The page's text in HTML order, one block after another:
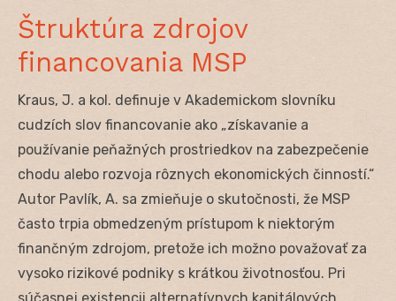
Štruktúra zdrojov
financovania MSP
Kraus, J. a kol. definuje v Akademickom slovníku
cudzích slov financovanie ako „získavanie a
používanie peňažných prostriedkov na zabezpečenie
chodu alebo rozvoja rôznych ekonomických činností.“
Autor Pavlík, A. sa zmieňuje o skutočnosti, že MSP
často trpia obmedzeným prístupom k niektorým
finančným zdrojom, pretože ich možno považovať za
vysoko rizikové podniky s krátkou životnosťou. Pri
súčasnej existencii alternatívnych kapitálových